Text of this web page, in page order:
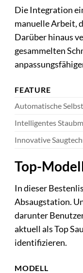
Die Integration
manuelle Arbeit,
Darüber hinaus
gesammelten
FEATURE
Automatische
Intelligentes
Innovative
Top-
In dieser
Absaugstation.
darunter
aktuell als Top
identifizieren.
MODELL